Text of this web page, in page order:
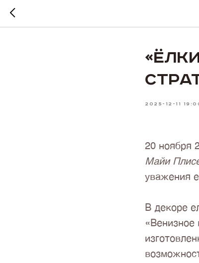
2025-12-11
20 ноября
Майи
уважения
В декоре
«Венизное